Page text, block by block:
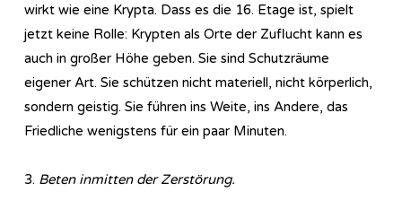
wirkt wie eine Krypta. Dass es die 16. Etage ist, spielt
jetzt keine Rolle: Krypten als Orte der Zuflucht kann es
auch in großer Höhe geben. Sie sind Schutzräume
eigener Art. Sie schützen nicht materiell, nicht körperlich,
sondern geistig. Sie führen ins Weite, ins Andere, das
Friedliche wenigstens für ein paar Minuten.
3. Beten inmitten der Zerstörung.